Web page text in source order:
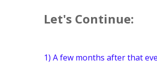
Let's Continue:
1) A few months after that